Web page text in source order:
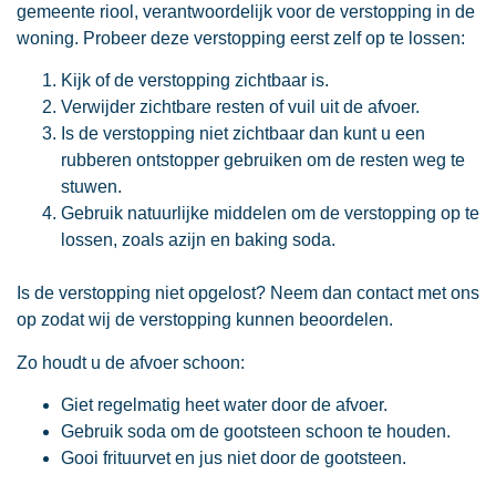
gemeente riool, verantwoordelijk voor de verstopping in de
woning. Probeer deze verstopping eerst zelf op te lossen:
Kijk of de verstopping zichtbaar is.
Verwijder zichtbare resten of vuil uit de afvoer.
Is de verstopping niet zichtbaar dan kunt u een
rubberen ontstopper gebruiken om de resten weg te
stuwen.
Gebruik natuurlijke middelen om de verstopping op te
lossen, zoals azijn en baking soda.
Is de verstopping niet opgelost? Neem dan contact met ons
op zodat wij de verstopping kunnen beoordelen.
Zo houdt u de afvoer schoon:
Giet regelmatig heet water door de afvoer.
Gebruik soda om de gootsteen schoon te houden.
Gooi frituurvet en jus niet door de gootsteen.